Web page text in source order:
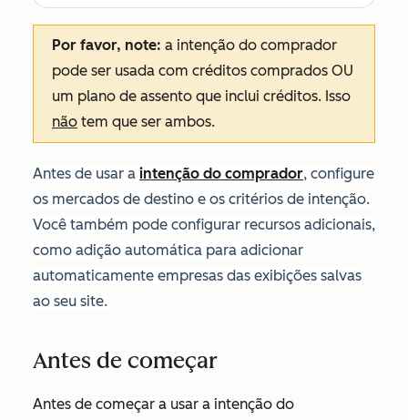
Por favor, note: a intenção do comprador
pode ser usada com créditos comprados OU
um plano de assento que inclui créditos. Isso
não tem que ser ambos.
Antes de usar a intenção do comprador, configure
os mercados de destino e os critérios de intenção.
Você também pode configurar recursos adicionais,
como adição automática para adicionar
automaticamente empresas das exibições salvas
ao seu site.
Antes de começar
Antes de começar a usar a intenção do